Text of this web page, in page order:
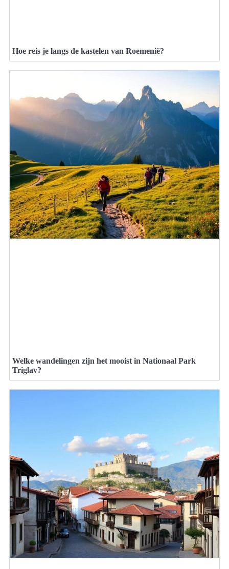
Hoe reis je langs de kastelen van Roemenië?
Welke wandelingen zijn het mooist in Nationaal Park
Triglav?